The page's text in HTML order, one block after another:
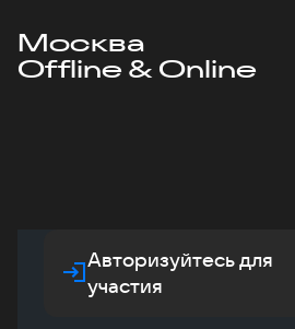
Москва
Offline & Online
Авторизуйтесь для
участия